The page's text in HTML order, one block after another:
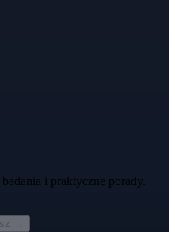
i praktyczne porady.
→